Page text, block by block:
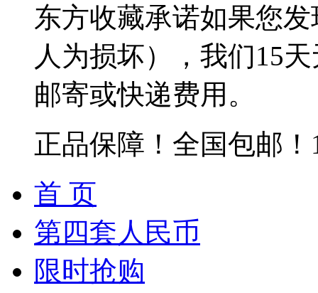
东方收藏承诺如果您
人为损坏），我们15
邮寄或快递费用。
正品保障！全国包邮
首 页
第四套人民币
限时抢购